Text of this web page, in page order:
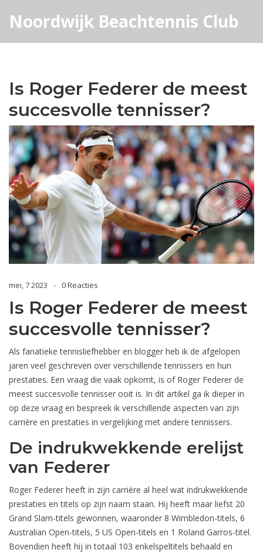
Noordwijk Beachtennis Club
Is Roger Federer de meest
succesvolle tennisser?
mei, 7 2023 0 Reacties
Is Roger Federer de meest
succesvolle tennisser?
Als fanatieke tennisliefhebber en blogger heb ik de afgelopen
jaren veel geschreven over verschillende tennissers en hun
prestaties. Een vraag die vaak opkomt, is of Roger Federer de
meest succesvolle tennisser ooit is. In dit artikel ga ik dieper in
op deze vraag en bespreek ik verschillende aspecten van zijn
carrière en prestaties in vergelijking met andere tennissers.
De indrukwekkende erelijst
van Federer
Roger Federer heeft in zijn carrière al heel wat indrukwekkende
prestaties en titels op zijn naam staan. Hij heeft maar liefst 20
Grand Slam-titels gewonnen, waaronder 8 Wimbledon-titels, 6
Australian Open-titels, 5 US Open-titels en 1 Roland Garros-titel.
Bovendien heeft hij in totaal 103 enkelspeltitels behaald en